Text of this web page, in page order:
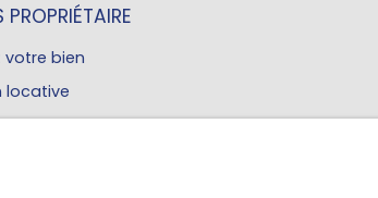
PROPRIÉTAIRE
votre bien
locative